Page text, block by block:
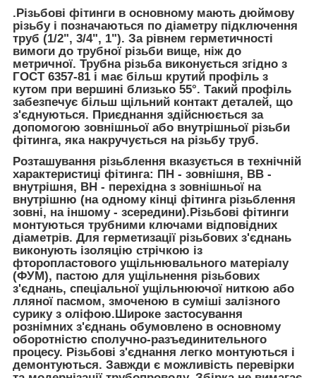
.Різьбові фітинги в основному мають дюймову
різьбу і позначаються по діаметру підключення
труб (1/2", 3/4", 1"). За рівнем герметичності
вимоги до трубної різьби вище, ніж до
метричної. Трубна різьба виконується згідно з
ГОСТ 6357-81 і має більш крутий профіль з
кутом при вершині близько 55°. Такий профіль
забезпечує більш щільний контакт деталей, що
з'єднуються. Приєднання здійснюється за
допомогою зовнішньої або внутрішньої різьби
фітинга, яка накручується на різьбу труб.
Розташування різьблення вказується в технічній
характеристиці фітинга: ПН - зовнішня, ВВ -
внутрішня, ВН - перехідна з зовнішньої на
внутрішню (на одному кінці фітинга різьблення
зовні, на іншому - зсередини).Різьбові фітинги
монтуються трубними ключами відповідних
діаметрів. Для герметизації різьбових з'єднань
виконують ізоляцію стрічкою із
фторопластового ущільнювального матеріалу
(ФУМ), пастою для ущільнення різьбових
з'єднань, спеціальної ущільнюючої ниткою або
лляної пасмом, змоченою в суміші залізного
сурику з оліфою.Широке застосування
рознімних з'єднань обумовлено в основному
оборотністю сполучно-разъединительного
процесу. Різьбові з'єднання легко монтуються і
демонтуються. Завжди є можливість перевірки